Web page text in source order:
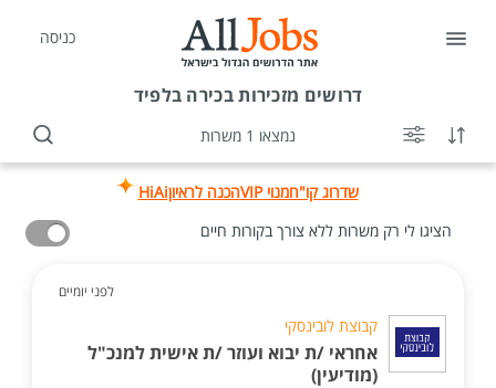
כניסה
דרושים מזכירות בכירה בלפיד
נמצאו 1 משרות
שדרוג קו"חמנוי VIP הכנה לראיוןHiAi
הציגו לי רק משרות ללא צורך בקורות חיים
לפני יומיים
קבוצת לובינסקי
אחראי /ת יבוא ועוזר /ת אישית למנכ"ל
(מודיעין)